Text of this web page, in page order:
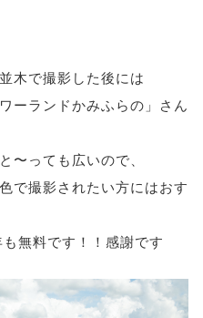
木で撮影した後には
ーランドかみふらの」さん
〜っても広いので、
で撮影されたい方にはおす
無料です！！感謝です